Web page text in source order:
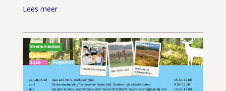
Lees meer